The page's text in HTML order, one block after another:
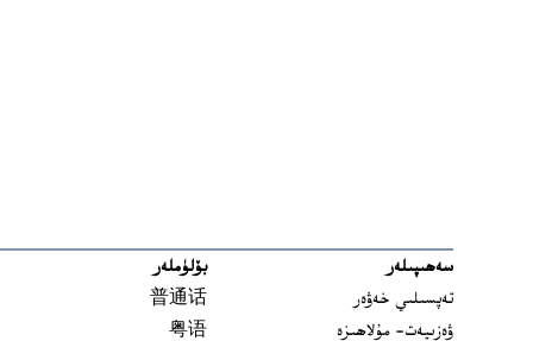
سەھىپىلەر
تەپسىلىي خەۋەر
ۋەزىيەت- مۇلاھىزە
بۆلۈملەر
普通话
粤语